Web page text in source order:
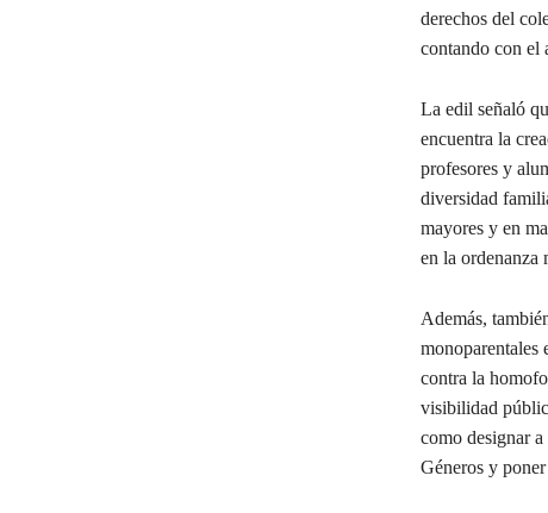
derechos del
contando con el
La edil señaló
encuentra la
profesores y
diversidad
mayores y en
en la ordenanza
Además,
monoparentales
contra la
visibilidad
como designar
Géneros y